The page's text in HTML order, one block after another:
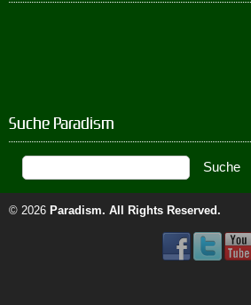
Suche Paradism
© 2026 Paradism. All Rights Reserved.